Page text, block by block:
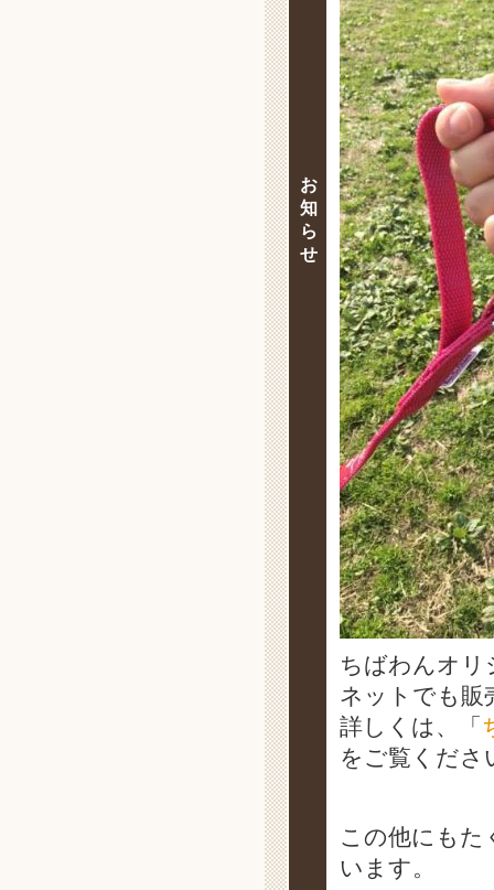
お
知
ら
せ
ちばわんオリ
ネットでも販
詳しくは、「
をご覧くださ
この他にもた
います。